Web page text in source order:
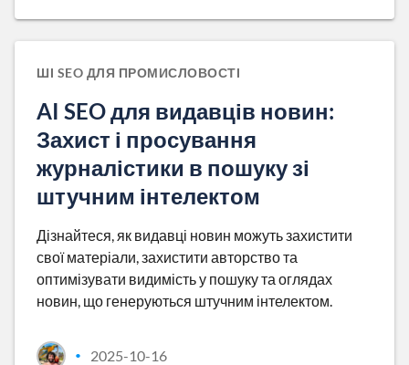
ШІ SEO ДЛЯ ПРОМИСЛОВОСТІ
AI SEO для видавців новин:
Захист і просування
журналістики в пошуку зі
штучним інтелектом
Дізнайтеся, як видавці новин можуть захистити
свої матеріали, захистити авторство та
оптимізувати видимість у пошуку та оглядах
новин, що генеруються штучним інтелектом.
• 2025-10-16